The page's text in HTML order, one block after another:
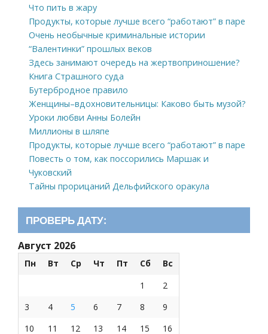
Что пить в жару
Продукты, которые лучше всего “работают” в паре
Очень необычные криминальные истории
“Валентинки” прошлых веков
Здесь занимают очередь на жертвоприношение?
Книга Страшного суда
Бутербродное правило
Женщины–вдохновительницы: Каково быть музой?
Уроки любви Анны Болейн
Миллионы в шляпе
Продукты, которые лучше всего “работают” в паре
Повесть о том, как поссорились Маршак и
Чуковский
Тайны прорицаний Дельфийского оракула
ПРОВЕРЬ ДАТУ:
Август 2026
Пн Вт Ср Чт Пт Сб
Вс
1
2
3
4 5 6 7 8
9
10
11 12 13 14 15
16